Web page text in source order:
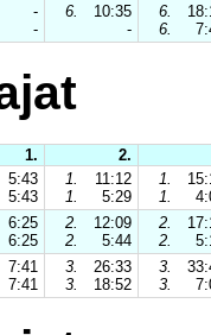
- 6. 10:35 6.
-
- 6.
1.
2.
5:43 1. 11:12 1.
5:43 1. 5:29 1.
6:25 2. 12:09 2.
6:25 2. 5:44 2.
7:41 3. 26:33 3.
7:41 3. 18:52 3.